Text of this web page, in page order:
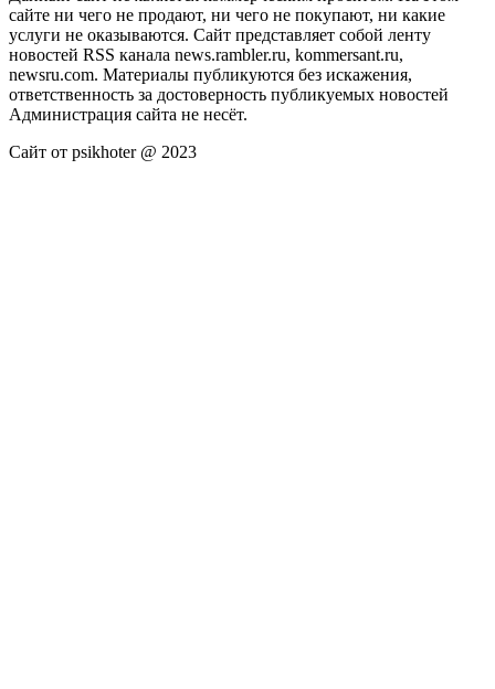
сайте ни чего не продают, ни чего не покупают, ни какие
услуги не оказываются. Сайт представляет собой ленту
новостей RSS канала news.rambler.ru, kommersant.ru,
newsru.com. Материалы публикуются без искажения,
ответственность за достоверность публикуемых новостей
Администрация сайта не несёт.
Сайт от psikhoter @ 2023